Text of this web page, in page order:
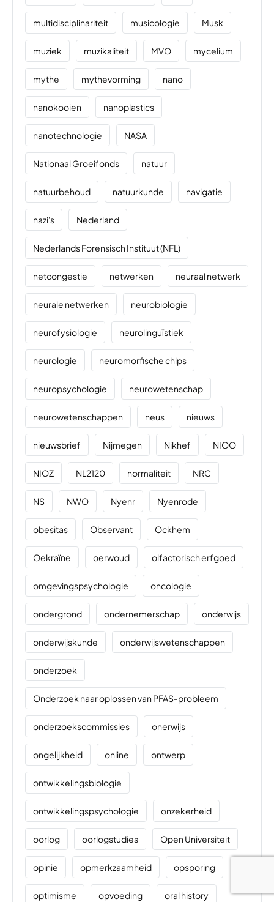
multidisciplinariteit musicologie Musk
muziek muzikaliteit MVO mycelium
mythe mythevorming nano
nanokooien nanoplastics
nanotechnologie NASA
Nationaal Groeifonds natuur
natuurbehoud natuurkunde navigatie
nazi's Nederland
Nederlands Forensisch Instituut (NFL)
netcongestie netwerken neuraal netwerk
neurale netwerken neurobiologie
neurofysiologie neurolinguïstiek
neurologie neuromorfische chips
neuropsychologie neurowetenschap
neurowetenschappen neus nieuws
nieuwsbrief Nijmegen Nikhef NIOO
NIOZ NL2120 normaliteit NRC
NS NWO Nyenr Nyenrode
obesitas Observant Ockhem
Oekraïne oerwoud olfactorisch erfgoed
omgevingspsychologie oncologie
ondergrond ondernemerschap onderwijs
onderwijskunde onderwijswetenschappen
onderzoek
Onderzoek naar oplossen van PFAS-probleem
onderzoekscommissies onerwijs
ongelijkheid online ontwerp
ontwikkelingsbiologie
ontwikkelingspsychologie onzekerheid
oorlog oorlogstudies Open Universiteit
opinie opmerkzaamheid opsporing
optimisme opvoeding oral history